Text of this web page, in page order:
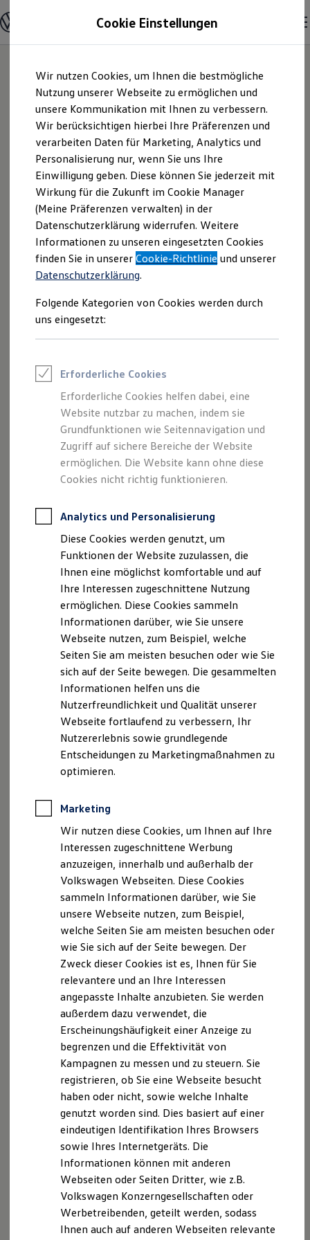
Hauptinhalt
springen
Footer
springen
Modelle & Konfigurator
Nutzfahrzeugkategorien entdecken
Modelle konfigurieren
Vorgängermodelle und Oldtimer
Vorgängermodelle
Oldtimer
Bulli Historie
Branchenlösungen & Gewerbekunden
Umbaulösungen und Hersteller finden
Auf- und Umbauten entdecken & konfigurieren
Groß- und Sonderkunden
Großkunden
Kommunen & Behörden
Journalisten
Sportvereine
Branchenlösungen
Bau & Handwerk
Gewerbliche Personenbeförderung
Service & mobile Werkstätten
Kurier, Logistik & Handel
Feuerwehr
Rettungsdienste
ONE Business ID Vorteile
Fahrzeugsuche & Marktplatz
Digitaler Marktplatz
Kauf & Finanzierung
Online-Fahrzeugbewertung
Aktionen & Angebote
E-Auto-Förderung
Für Privatkunden
Für Gewerbekunden
Profi Paket
TopDeal
Zertifizierte Gebrauchtwagen
Für Privatkunden
Für Gewerbekunden
Leasing
Für Privatkunden
Für Gewerbekunden
Versicherungen & Garantien
Garantien
Kfz-Versicherung für Nutzfahrzeuge
Restschuldversicherung
Wartungsverträge
Besitzer & Service
Reparatur & Service
Sommer-Special
Reparatur, Pflege & Inspektion
Servicetermin anfragen
Service-Vorteile bei Volkswagen Nutzfahrzeuge
ServicePlus
Economy Service
Räder & Reifen Service
Ersatzfahrzeuge
Software, Konnektivität & Apps
California App
VW Connect für Ihren ID. Buzz
VW Connect für Ihren Transporter/Caravelle
VW Connect für Ihren Amarok
VW Connect für andere Modelle
Connect Pro
Fleet Interface Data
Multistop Pathfinder
Übersicht Software Updates
Hilfreiches für Besitzer
Fahrerassistenz- und Sicherheitssysteme
Kontrollleuchten
Kurzfahrprofile und Ölverdünnung
XTL-Dieselkraftstoff
Ersatzteile und Betriebsflüssigkeiten
Original Zubehör und Lifestyle Produkte
myVolkswagen
myVolkswagen Business
Elektrisch & Autonom
Elektro - & Hybridfahrzeuge
Unser Ansatz
Klimafreundlicher Strom
Reichweite & Ladelösungen
Reichweitensimulator
Ladezeitensimulator
Ladelösungen für Privatkunden
Ladelösungen für Gewerbekunden
Wallbox und Ladekabel
Förderung & Kosten der Elektrofahrzeuge
Fördermöglichkeiten für Privatkunden
Fördermöglichkeiten für Gewerbekunden
Autohaus Neu
GmbH | Impressum
& Rechtliches
Hier finden Sie Informationen über die
Autohaus Neu GmbH als
verantwortliche Anbieterin von Inhalten
und Angeboten, die auf dieser Webseite
speziell aufgeführt sind.
Impressum
Datenschutzerklärung
Impressum
Am Mastweg 23
18356 Barth
Telefonnummer: 038231-6650
Faxnummer: 038231-66529
E-Mail:info.baarth@autohaus-neu.com
Umsatzst.-ID-Nr.: 162139214
Registergericht: Amtsgericht Stralsund HRB Nr. 2854
Hinweis gemäß § 36
Verbraucherstreitbeilegungsgesetz (VSBG):
Wir sind zur Teilnahme an einem
Streitbeilegungsverfahren bei folgender
Verbraucherschlichtungsstelle bereit:
Allgemeine Verbraucherschlichtungsstelle
Straßburger Straße 8
77694 Kehl am Rhein
http://www.verbraucher-schlichter.de
Datenschutzerklärung
Datenschutzerklärung-Typ
A. Verantwortlicher
Wir freuen uns, dass Sie unsere Webseite der
Autohaus Neu GmbH, Am Alten Bahndamm 10,
18334 Bad Sülze,info@autohaus-neu.combesuchen.
Im Folgenden informieren wir Sie über die
Verarbeitung Ihrer personenbezogenen Daten durch
uns im Zusammenhang mit Ihrem Besuch unserer
Webseite.
B. Verarbeitung Ihrer personenbezogenen Daten
Unsere Webseite bietet Ihnen verschiedene
Angebote, die wir Ihnen in Bezug auf dabei durch uns
verarbeitete personenbezogene Daten im Folgenden
näher erläutern möchten. Bei der Datenverarbeitung
im Zusammenhang mit unserer Webseite unterstützt
Cookie Einstellungen
Wir nutzen Cookies, um Ihnen die bestmögliche
Nutzung unserer Webseite zu ermöglichen und
unsere Kommunikation mit Ihnen zu verbessern.
Wir berücksichtigen hierbei Ihre Präferenzen und
verarbeiten Daten für Marketing, Analytics und
Personalisierung nur, wenn Sie uns Ihre
Einwilligung geben. Diese können Sie jederzeit mit
Wirkung für die Zukunft im Cookie Manager
(Meine Präferenzen verwalten) in der
Datenschutzerklärung widerrufen. Weitere
Informationen zu unseren eingesetzten Cookies
finden Sie in unsererCookie-Richtlinie und unserer
Datenschutzerklärung.
Folgende Kategorien von Cookies werden durch
uns eingesetzt:
Erforderliche Cookies
Erforderliche Cookies helfen dabei, eine
Website nutzbar zu machen, indem sie
Grundfunktionen wie Seitennavigation und
Zugriff auf sichere Bereiche der Website
ermöglichen. Die Website kann ohne diese
Cookies nicht richtig funktionieren.
Analytics und Personalisierung
Diese Cookies werden genutzt, um
Funktionen der Website zuzulassen, die
Ihnen eine möglichst komfortable und auf
Ihre Interessen zugeschnittene Nutzung
ermöglichen. Diese Cookies sammeln
Informationen darüber, wie Sie unsere
Webseite nutzen, zum Beispiel, welche
Seiten Sie am meisten besuchen oder wie Sie
sich auf der Seite bewegen. Die gesammelten
Informationen helfen uns die
Nutzerfreundlichkeit und Qualität unserer
Webseite fortlaufend zu verbessern, Ihr
Nutzererlebnis sowie grundlegende
Entscheidungen zu Marketingmaßnahmen zu
optimieren.
Marketing
Wir nutzen diese Cookies, um Ihnen auf Ihre
Interessen zugeschnittene Werbung
anzuzeigen, innerhalb und außerhalb der
Volkswagen Webseiten. Diese Cookies
sammeln Informationen darüber, wie Sie
unsere Webseite nutzen, zum Beispiel,
welche Seiten Sie am meisten besuchen oder
wie Sie sich auf der Seite bewegen. Der
Zweck dieser Cookies ist es, Ihnen für Sie
relevantere und an Ihre Interessen
angepasste Inhalte anzubieten. Sie werden
außerdem dazu verwendet, die
Erscheinungshäufigkeit einer Anzeige zu
begrenzen und die Effektivität von
Kampagnen zu messen und zu steuern. Sie
registrieren, ob Sie eine Webseite besucht
haben oder nicht, sowie welche Inhalte
genutzt worden sind. Dies basiert auf einer
eindeutigen Identifikation Ihres Browsers
sowie Ihres Internetgeräts. Die
Informationen können mit anderen
Webseiten oder Seiten Dritter, wie z.B.
Volkswagen Konzerngesellschaften oder
Werbetreibenden, geteilt werden, sodass
Ihnen auch auf anderen Webseiten relevante